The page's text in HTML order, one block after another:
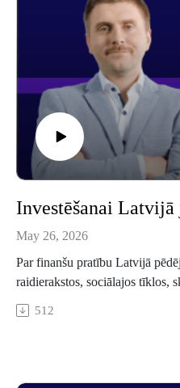
May 26, 2026
Par finanšu pratību Latvijā
raidierakstos, sociālajos tīklos,
Tomēr eksperti atzīst, ka
nekā gribētos. Lai gan investoru
512